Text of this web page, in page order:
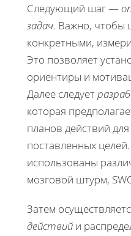
Следующий шаг —
задач. Важно, чтобы
конкретными,
Это позволяет
ориентиры и
Далее следует
которая
планов действий
поставленных
использованы
мозговой штурм,
Затем
действий и